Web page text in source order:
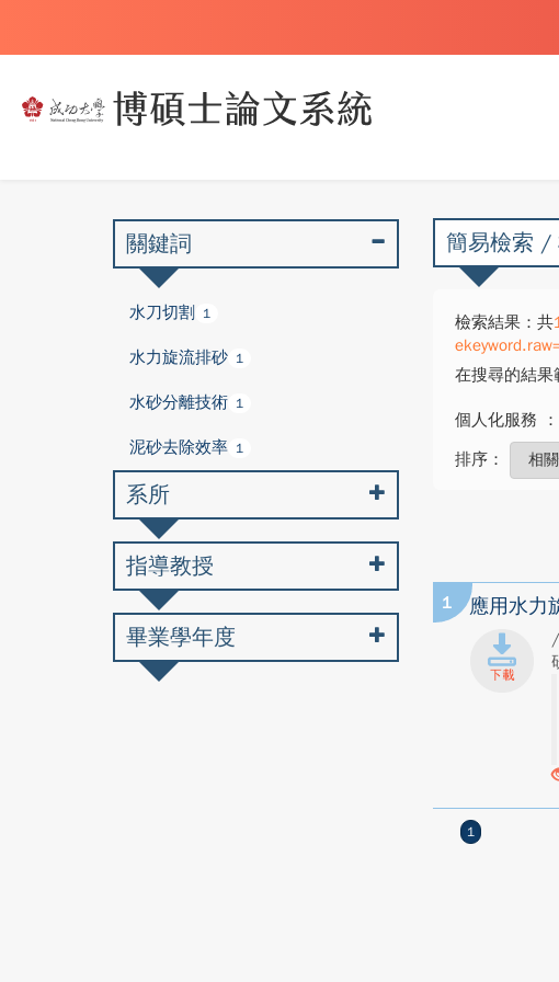
簡易檢索 /
檢索結果：共
在搜尋的結果
個人化服務 ：
排序：
1 應用水力
/
1
關鍵詞
水刀切割 1
水力旋流排砂 1
水砂分離技術 1
泥砂去除效率 1
系所
指導教授
畢業學年度